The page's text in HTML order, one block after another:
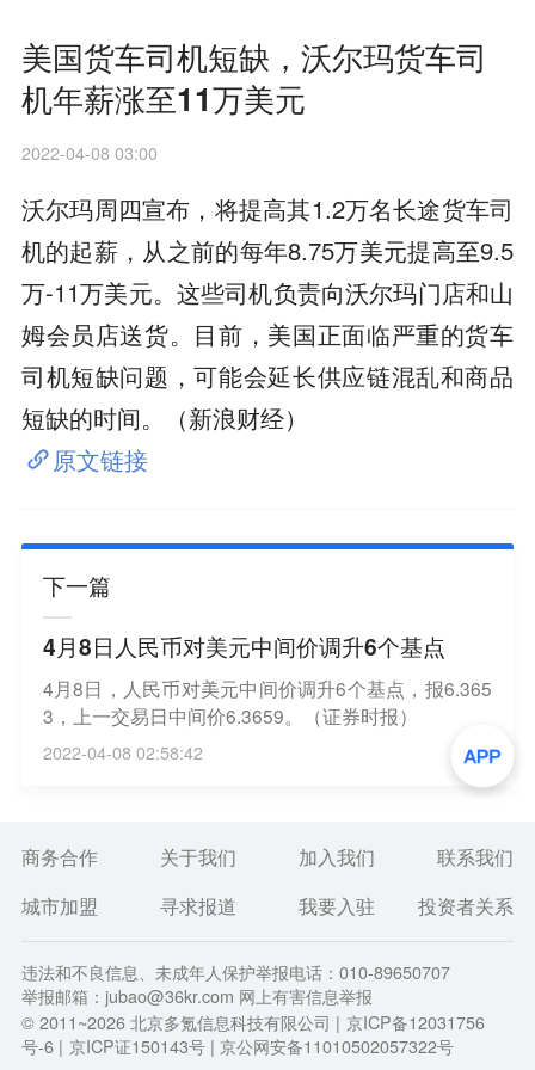
美国货车司机短缺，沃尔玛货车司
机年薪涨至11万美元
2022-04-08 03:00
沃尔玛周四宣布，将提高其1.2万名长途货车司
机的起薪，从之前的每年8.75万美元提高至9.5
万-11万美元。这些司机负责向沃尔玛门店和山
姆会员店送货。目前，美国正面临严重的货车
司机短缺问题，可能会延长供应链混乱和商品
短缺的时间。（新浪财经）
原文链接
下一篇
4月8日人民币对美元中间价调升6个基点
4月8日，人民币对美元中间价调升6个基点，报6.365
3，上一交易日中间价6.3659。（证券时报）
2022-04-08 02:58:42
商务合作 关于我们 加入我们
联系我们
城市加盟
寻求报道 我要入驻 投资者关系
违法和不良信息、未成年人保护举报电话：010-89650707
举报邮箱：jubao@36kr.com 网上有害信息举报
© 2011~2026北京多氪信息科技有限公司 | 京ICP备12031756
号-6 | 京ICP证150143号 | 京公网安备11010502057322号